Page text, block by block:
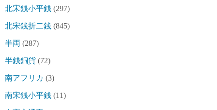
北宋銭小平銭 (297)
北宋銭折二銭 (845)
半両 (287)
半銭銅貨 (72)
南アフリカ (3)
南宋銭小平銭 (11)